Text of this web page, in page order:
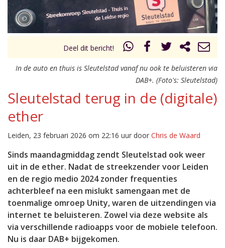
Deel dit bericht!
In de auto en thuis is Sleutelstad vanaf nu ook te beluisteren via
DAB+. (Foto's: Sleutelstad)
Sleutelstad terug in de (digitale)
ether
Leiden, 23 februari 2026 om 22:16 uur door Chris de Waard
Sinds maandagmiddag zendt Sleutelstad ook weer
uit in de ether. Nadat de streekzender voor Leiden
en de regio medio 2024 zonder frequenties
achterbleef na een mislukt samengaan met de
toenmalige omroep Unity, waren de uitzendingen via
internet te beluisteren. Zowel via deze website als
via verschillende radioapps voor de mobiele telefoon.
Nu is daar DAB+ bijgekomen.